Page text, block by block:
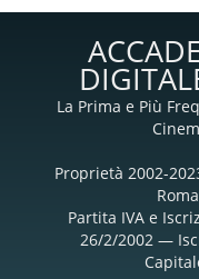
La Prima e Più
Proprietà 2002-
Partita IVA e
26/2/2002 —